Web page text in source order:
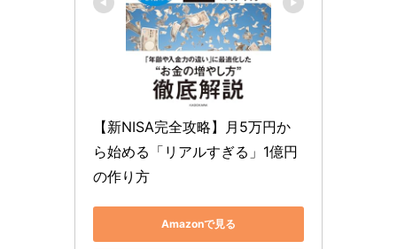
【新NISA完全攻略】月5万円か
ら始める「リアルすぎる」1億円
の作り方
Amazonで見る